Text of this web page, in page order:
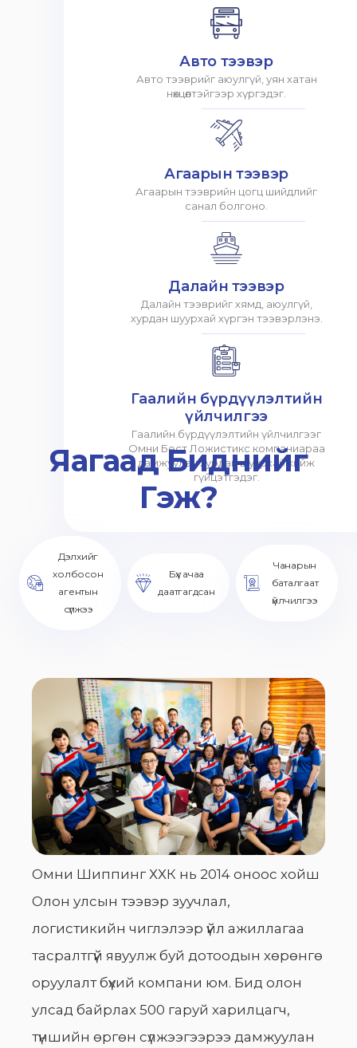
Авто тээвэр
Авто тээврийг аюулгүй, уян хатан
нөхцөлтэйгээр хүргэдэг.
Агаарын тээвэр
Агаарын тээврийн цогц шийдлийг
санал болгоно.
Далайн тээвэр
Далайн тээврийг хямд, аюулгүй,
хурдан шуурхай хүргэн тээвэрлэнэ.
Гаалийн бүрдүүлэлтийн
үйлчилгээ
Гаалийн бүрдүүлэлтийн үйлчилгээг
Омни Бест Ложистикс компаниараа
дамжуулан хурдан шуурхай хийж
гүйцэтгэдэг.
Яагаад Биднийг
Гэж?
Дэлхийг
холбосон
агентын
сүлжээ
Бүх ачаа
даатгагдсан
Чанарын
баталгаат
үйлчилгээ
Омни Шиппинг ХХК нь 2014 оноос хойш
Олон улсын тээвэр зуучлал,
логистикийн чиглэлээр үйл ажиллагаа
тасралтгүй явуулж буй дотоодын хөрөнгө
оруулалт бүхий компани юм. Бид олон
улсад байрлах 500 гаруй харилцагч,
түншийн өргөн сүлжээгээрээ дамжуулан